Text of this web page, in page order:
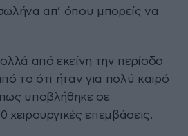
απ’ όπου μπορείς να
από εκείνη την περίοδο
το ότι ήταν για πολύ καιρό
υποβλήθηκε σε
χειρουργικές επεμβάσεις.